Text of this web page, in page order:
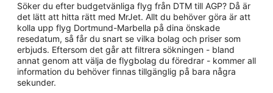
Söker du efter budgetvänliga flyg från DTM till AGP? Då är
det lätt att hitta rätt med MrJet. Allt du behöver göra är att
kolla upp flyg Dortmund-Marbella på dina önskade
resedatum, så får du snart se vilka bolag och priser som
erbjuds. Eftersom det går att filtrera sökningen - bland
annat genom att välja de flygbolag du föredrar - kommer all
information du behöver finnas tillgänglig på bara några
sekunder.